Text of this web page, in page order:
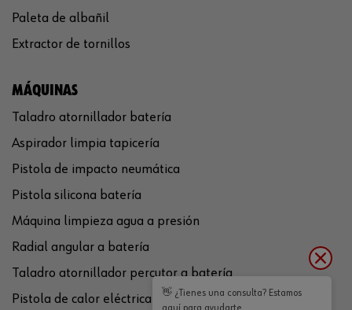
Paleta de albañil
Extractor de tornillos
MÁQUINAS
Taladro atornillador batería
Aspirador limpia tapicería
Pistola de impacto neumática
Pistola silicona batería
Máquina limpieza agua a presión
Radial angular a batería
Taladro atornillador percutor a batería
Pistola de calor eléctrica
👋 ¿Tienes una consulta? Estamos